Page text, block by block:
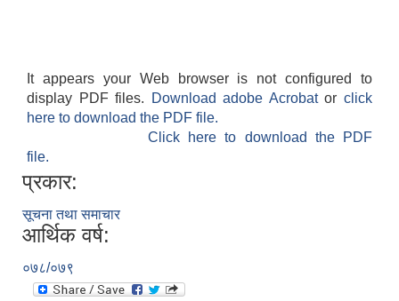
It appears your Web browser is not configured to
display PDF files.
Download adobe Acrobatorclick
here to download the PDF file.
Click here to download the PDF
file.
प्रकार:
सूचना तथा समाचार
आर्थिक वर्ष:
०७८/०७९